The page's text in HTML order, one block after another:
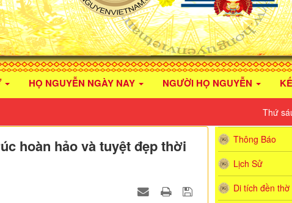
HỌ NGUYỄN NGÀY NAY NGƯỜI HỌ NGUYỄN
Thứ
hoàn hảo và tuyệt đẹp thời
Thông Báo
Lịch Sử
Di tích đền thờ